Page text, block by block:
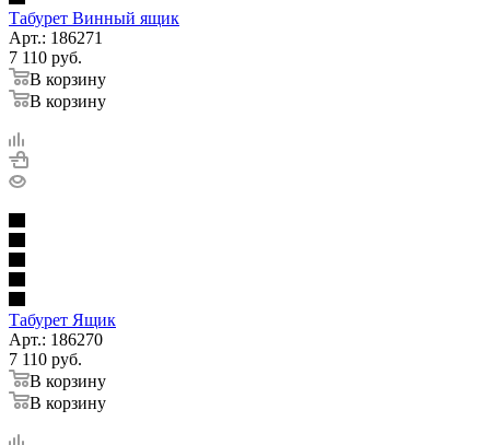
Табурет Винный ящик
Арт.: 186271
7 110 руб.
В корзину
В корзину
Табурет Ящик
Арт.: 186270
7 110 руб.
В корзину
В корзину